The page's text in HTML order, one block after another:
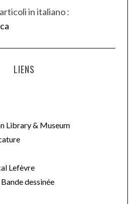
in italiano :
LIENS
Library & Museum
Lefèvre
dessinée